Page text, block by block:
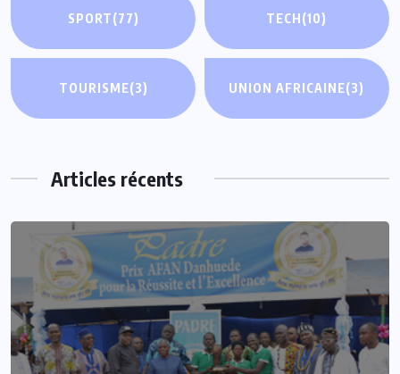
SPORT(77) TECH(10)
TOURISME(3) UNION AFRICAINE(3)
Articles récents